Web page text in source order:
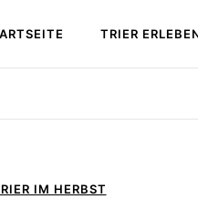
TRIER
IM HERBST